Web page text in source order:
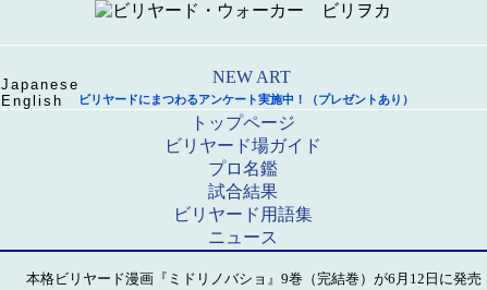
Japanese
English
ビリヤードにまつわるアンケート実施中！（プレゼントあり）
トップページ
ビリヤード場ガイド
プロ名鑑
試合結果
ビリヤード用語集
ニュース
本格ビリヤード漫画『ミドリノバショ』9巻（完結巻）が6月12日に発売